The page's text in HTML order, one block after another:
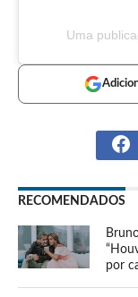
RECOMENDADOS
por